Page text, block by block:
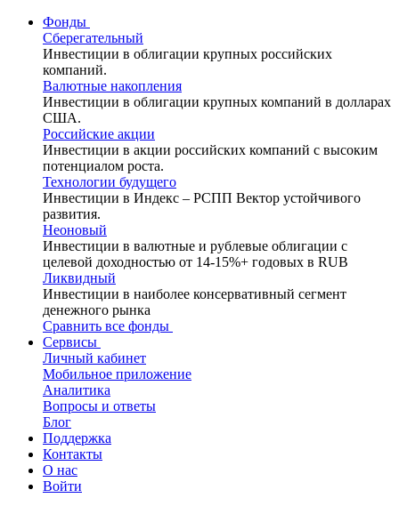
Фонды
Сберегательный
Инвестиции в облигации крупных российских
компаний.
Валютные накопления
Инвестиции в облигации крупных компаний в долларах
США.
Российские акции
Инвестиции в акции российских компаний с высоким
потенциалом роста.
Технологии будущего
Инвестиции в Индекс – РСПП Вектор устойчивого
развития.
Неоновый
Инвестиции в валютные и рублевые облигации с
целевой доходностью от 14-15%+ годовых в RUB
Ликвидный
Инвестиции в наиболее консервативный сегмент
денежного рынка
Сравнить все фонды
Сервисы
Личный кабинет
Мобильное приложение
Аналитика
Вопросы и ответы
Блог
Поддержка
Контакты
О нас
Войти